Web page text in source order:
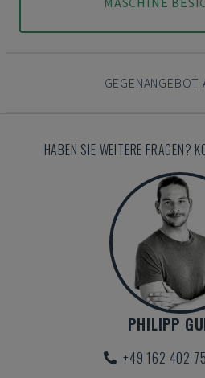
GEGENANGEBOT
HABEN SIE WEITERE FRAGEN?
PHILIPP
+49 162 402